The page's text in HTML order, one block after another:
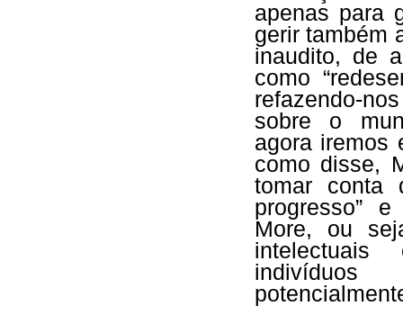
apenas para
gerir também
inaudito, de
como
refazendo-
sobre o
agora iremos
como disse,
tomar conta
progresso”
More, ou
intelectuais
indivíduos